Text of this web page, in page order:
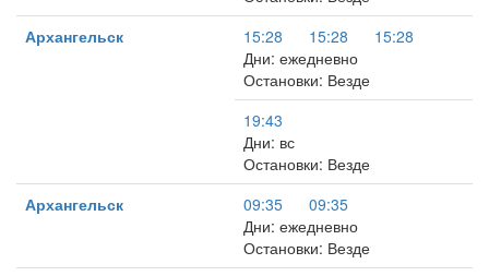
Архангельск
15:28 15:28
15:28
Дни: ежедневно
Остановки: Везде
19:43
Дни: вс
Остановки: Везде
Архангельск
09:35
09:35
Дни: ежедневно
Остановки: Везде